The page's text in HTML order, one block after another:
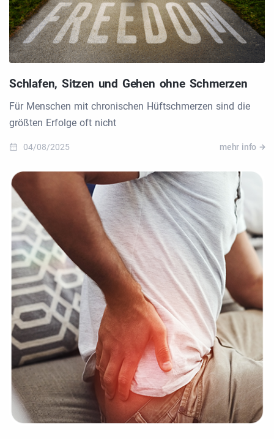
Schlafen, Sitzen und Gehen ohne Schmerzen
Für Menschen mit chronischen Hüftschmerzen sind die
größten Erfolge oft nicht
04/08/2025 mehr info